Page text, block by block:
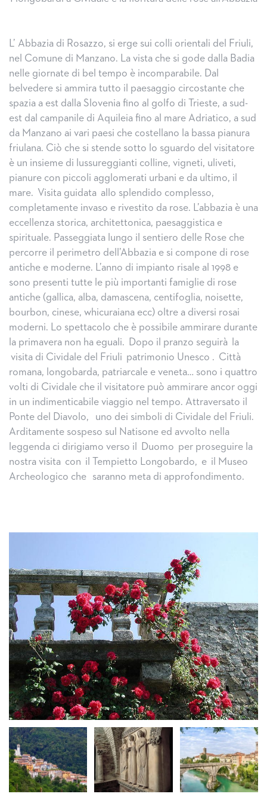
L’ Abbazia di Rosazzo, si erge sui colli orientali del Friuli,
nel Comune di Manzano. La vista che si gode dalla Badia
nelle giornate di bel tempo è incomparabile. Dal
belvedere si ammira tutto il paesaggio circostante che
spazia a est dalla Slovenia fino al golfo di Trieste, a sud-
est dal campanile di Aquileia fino al mare Adriatico, a sud
da Manzano ai vari paesi che costellano la bassa pianura
friulana. Ciò che si stende sotto lo sguardo del visitatore
è un insieme di lussureggianti colline, vigneti, uliveti,
pianure con piccoli agglomerati urbani e da ultimo, il
mare. Visita guidata allo splendido complesso,
completamente invaso e rivestito da rose. L’abbazia è una
eccellenza storica, architettonica, paesaggistica e
spirituale. Passeggiata lungo il sentiero delle Rose che
percorre il perimetro dell’Abbazia e si compone di rose
antiche e moderne. L’anno di impianto risale al 1998 e
sono presenti tutte le più importanti famiglie di rose
antiche (gallica, alba, damascena, centifoglia, noisette,
bourbon, cinese, whicuraiana ecc) oltre a diversi rosai
moderni. Lo spettacolo che è possibile ammirare durante
la primavera non ha eguali. Dopo il pranzo seguirà la
visita di Cividale del Friuli patrimonio Unesco . Città
romana, longobarda, patriarcale e veneta… sono i quattro
volti di Cividale che il visitatore può ammirare ancor oggi
in un indimenticabile viaggio nel tempo. Attraversato il
Ponte del Diavolo, uno dei simboli di Cividale del Friuli.
Arditamente sospeso sul Natisone ed avvolto nella
leggenda ci dirigiamo verso il Duomo per proseguire la
nostra visita con il Tempietto Longobardo, e il Museo
Archeologico che saranno meta di approfondimento.